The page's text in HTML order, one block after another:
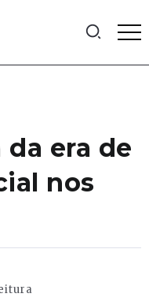
era de
nos